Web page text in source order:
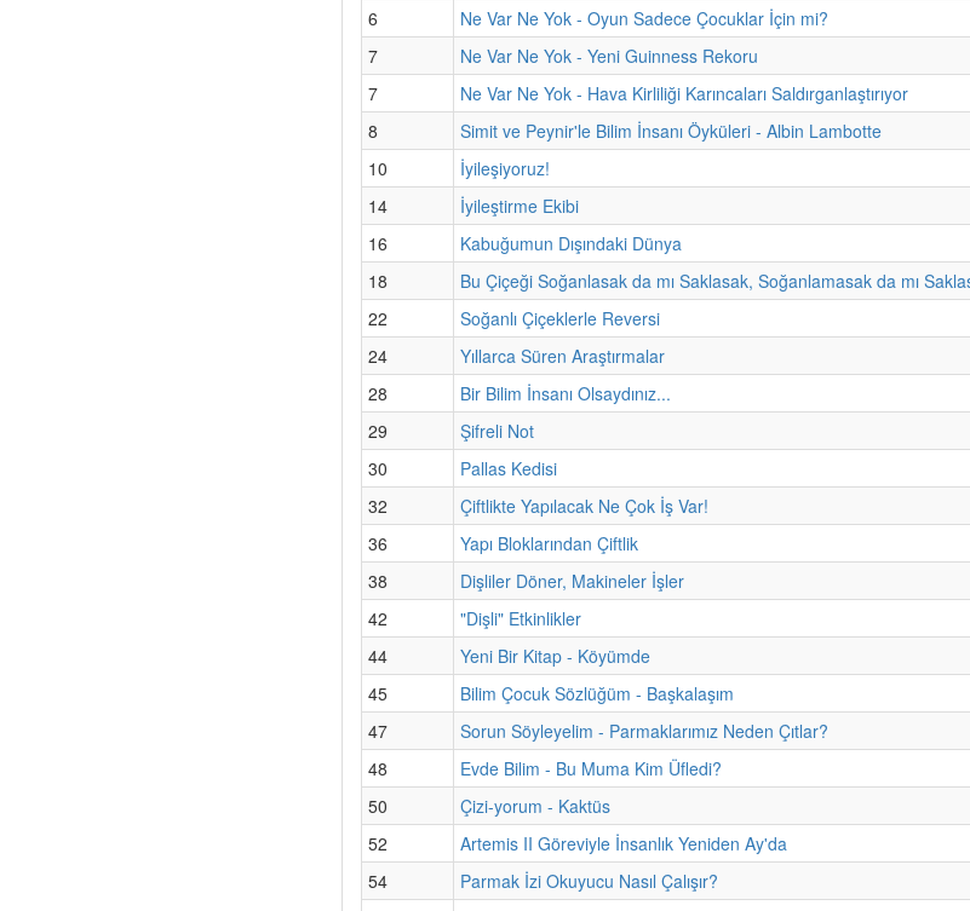
6
Ne Var Ne Yok - Oyun Sadece Çocuklar İçin mi?
7
Ne Var Ne Yok - Yeni Guinness Rekoru
7
Ne Var Ne Yok - Hava Kirliliği Karıncaları Saldırganlaştırıyor
8
Simit ve Peynir'le Bilim İnsanı Öyküleri - Albin Lambotte
10
İyileşiyoruz!
14
İyileştirme Ekibi
16
Kabuğumun Dışındaki Dünya
18
Bu Çiçeği Soğanlasak da mı Saklasak, Soğanlamasak da mı
22
Soğanlı Çiçeklerle Reversi
24
Yıllarca Süren Araştırmalar
28
Bir Bilim İnsanı Olsaydınız...
29
Şifreli Not
30
Pallas Kedisi
32
Çiftlikte Yapılacak Ne Çok İş Var!
36
Yapı Bloklarından Çiftlik
38
Dişliler Döner, Makineler İşler
42
"Dişli" Etkinlikler
44
Yeni Bir Kitap - Köyümde
45
Bilim Çocuk Sözlüğüm - Başkalaşım
47
Sorun Söyleyelim - Parmaklarımız Neden Çıtlar?
48
Evde Bilim - Bu Muma Kim Üfledi?
50
Çizi-yorum - Kaktüs
52
Artemis II Göreviyle İnsanlık Yeniden Ay'da
54
Parmak İzi Okuyucu Nasıl Çalışır?